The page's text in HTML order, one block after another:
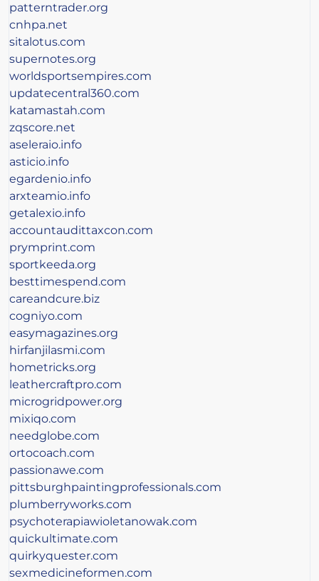
patterntrader.org
cnhpa.net
sitalotus.com
supernotes.org
worldsportsempires.com
updatecentral360.com
katamastah.com
zqscore.net
aseleraio.info
asticio.info
egardenio.info
arxteamio.info
getalexio.info
accountaudittaxcon.com
prymprint.com
sportkeeda.org
besttimespend.com
careandcure.biz
cogniyo.com
easymagazines.org
hirfanjilasmi.com
hometricks.org
leathercraftpro.com
microgridpower.org
mixiqo.com
needglobe.com
ortocoach.com
passionawe.com
pittsburghpaintingprofessionals.com
plumberryworks.com
psychoterapiawioletanowak.com
quickultimate.com
quirkyquester.com
sexmedicineformen.com